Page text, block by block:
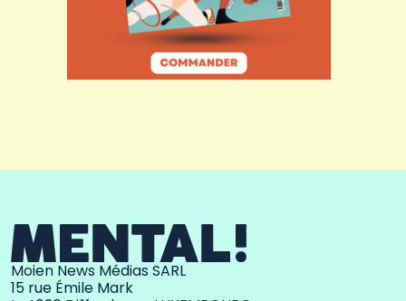
Moien News Médias SARL
15 rue Émile Mark